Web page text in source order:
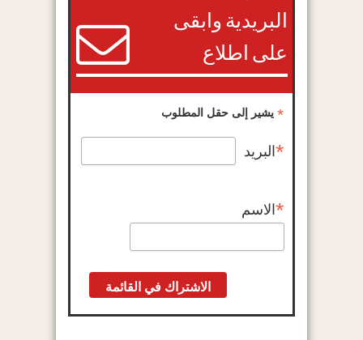
البريدية وابقى
على اطلاع
*يشير إلى حقل المطلوب
*البريد
*الاسم